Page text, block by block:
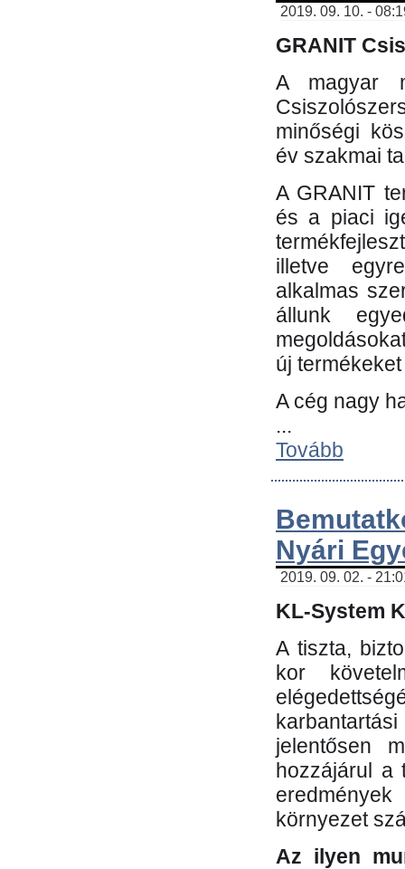
2019. 09. 10. -
GRANIT
A magyar
minőségi
év szakmai
A GRANIT
és a piaci
illetve
alkalmas
állunk
új
A cég nagy
...
Tovább
Nyári
2019. 09. 02. -
KL-System
A tiszta,
kor
jelentősen
hozzájárul a
környezet
Az ilyen